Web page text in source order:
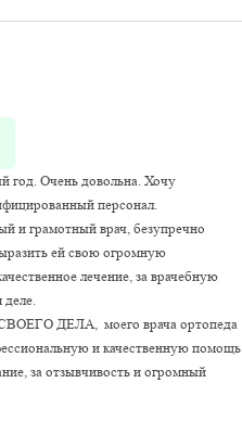
год. Очень довольна. Хочу
персонал.
и грамотный врач, безупречно
ей свою огромную
лечение, за врачебную
деле.
ДЕЛА, моего врача ортопеда
и качественную помощь
за отзывчивость и огромный